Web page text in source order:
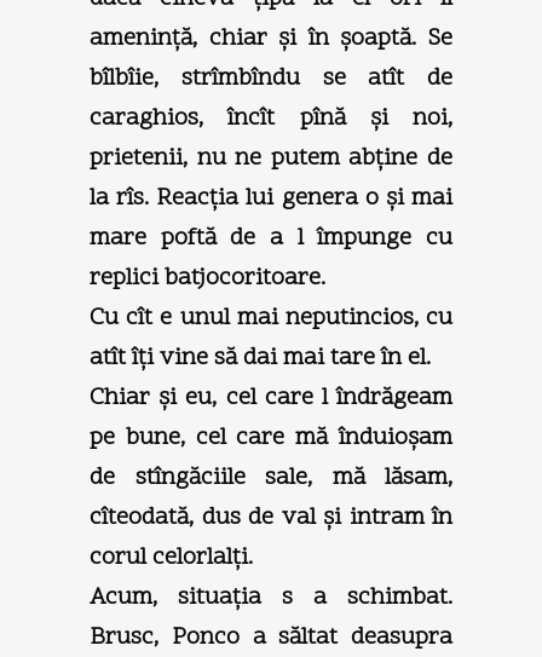
ameninţă, chiar şi în şoaptă. Se
bîlbîie, strîmbîndu se atît de
caraghios, încît pînă şi noi,
prietenii, nu ne putem abţine de
la rîs. Reacţia lui genera o şi mai
mare poftă de a l împunge cu
replici batjocoritoare.
Cu cît e unul mai neputincios, cu
atît îţi vine să dai mai tare în el.
Chiar şi eu, cel care l îndrăgeam
pe bune, cel care mă înduioşam
de stîngăciile sale, mă lăsam,
cîteodată, dus de val şi intram în
corul celorlalţi.
Acum, situaţia s a schimbat.
Brusc, Ponco a săltat deasupra